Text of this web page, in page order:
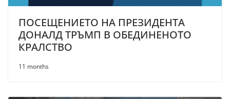
ПОСЕЩЕНИЕТО НА ПРЕЗИДЕНТА
ДОНАЛД ТРЪМП В ОБЕДИНЕНОТО
КРАЛСТВО
11 months